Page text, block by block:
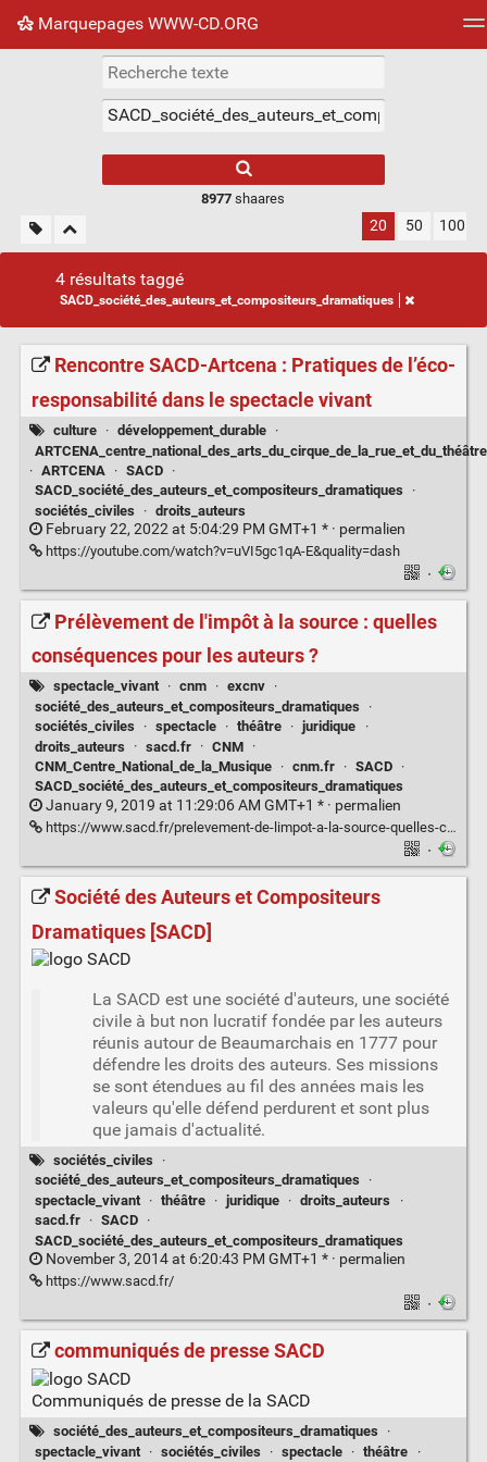
Marquepages WWW-CD.ORG
Nuage de tags Mur d'images
8977 shaares
20 50 100
4 résultats taggé
SACD_société_des_auteurs_et_compositeurs_dramatiques
Rencontre SACD-Artcena : Pratiques de l’éco-
responsabilité dans le spectacle vivant
culture · développement_durable
·
ARTCENA_centre_national_des_arts_du_cirque_de_la_rue_et_du_théâtre
· ARTCENA · SACD
·
SACD_société_des_auteurs_et_compositeurs_dramatiques
·
sociétés_civiles
· droits_auteurs
February 22, 2022 at 5:04:29 PM GMT+1 * · permalien
https://youtube.com/watch?v=uVI5gc1qA-E&quality=dash
·
Prélèvement de l'impôt à la source : quelles
conséquences pour les auteurs ?
spectacle_vivant · cnm · excnv ·
société_des_auteurs_et_compositeurs_dramatiques
·
sociétés_civiles
· spectacle · théâtre · juridique
·
droits_auteurs
· sacd.fr · CNM ·
CNM_Centre_National_de_la_Musique
· cnm.fr · SACD ·
SACD_société_des_auteurs_et_compositeurs_dramatiques
January 9, 2019 at 11:29:06 AM GMT+1 * · permalien
https://www.sacd.fr/prelevement-de-limpot-a-la-source-quelles-consequences-pour-les-auteurs#.XDUPcnvdOME.twitter
·
Société des Auteurs et Compositeurs
Dramatiques [SACD]
La SACD est une société d'auteurs, une société
civile à but non lucratif fondée par les auteurs
réunis autour de Beaumarchais en 1777 pour
défendre les droits des auteurs. Ses missions
se sont étendues au fil des années mais les
valeurs qu'elle défend perdurent et sont plus
que jamais d'actualité.
sociétés_civiles
·
société_des_auteurs_et_compositeurs_dramatiques
·
spectacle_vivant
· théâtre · juridique · droits_auteurs
·
sacd.fr
· SACD
·
SACD_société_des_auteurs_et_compositeurs_dramatiques
November 3, 2014 at 6:20:43 PM GMT+1 * · permalien
https://www.sacd.fr/
·
communiqués de presse SACD
Communiqués de presse de la SACD
société_des_auteurs_et_compositeurs_dramatiques
·
spectacle_vivant
· sociétés_civiles · spectacle · théâtre ·